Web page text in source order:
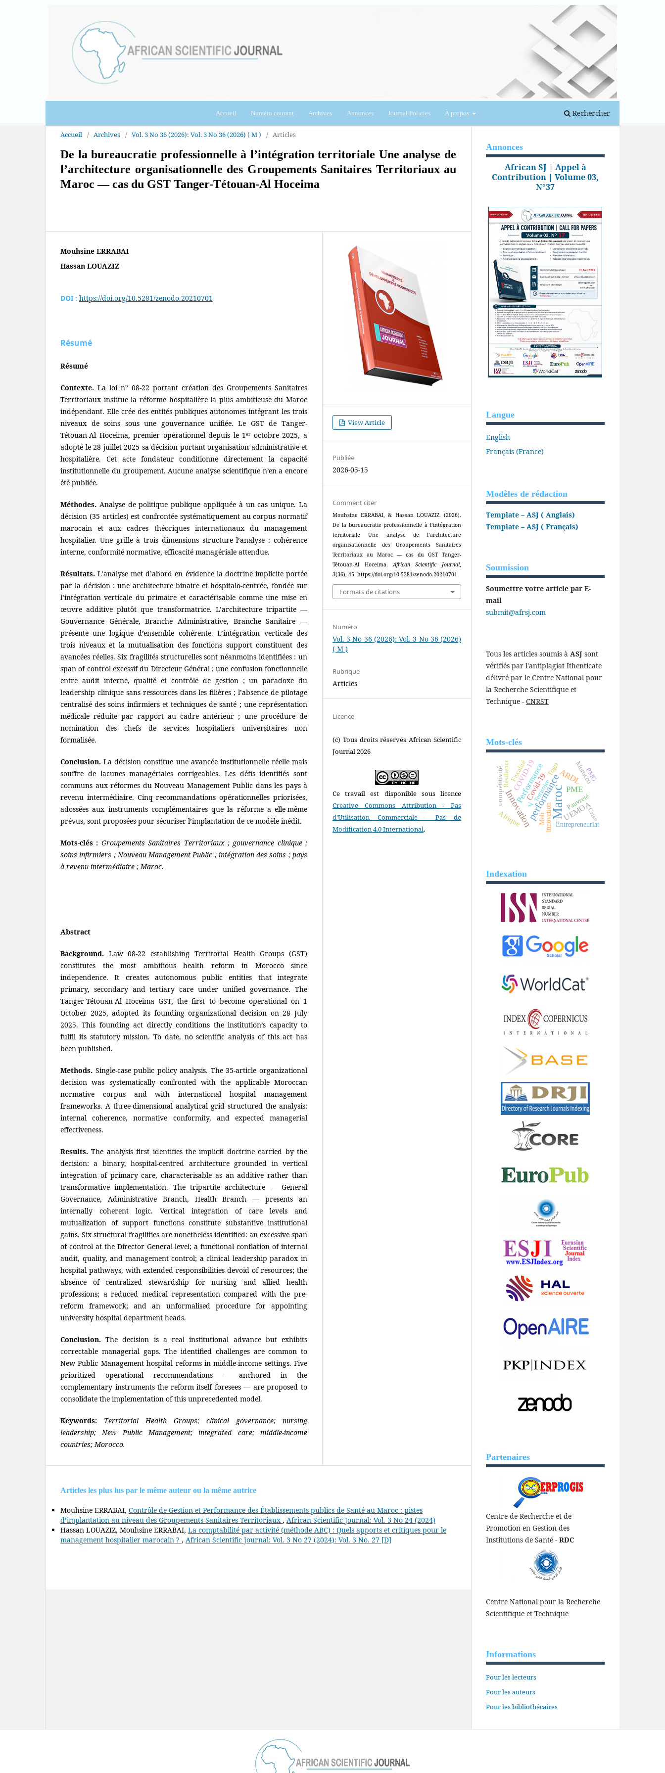
Accueil Numéro courant Archives Annonces Journal Policies À propos Rechercher
Se connecter
Accueil / Archives / Vol. 3 No 36 (2026): Vol. 3 No 36 (2026) ( M ) / Articles
De la bureaucratie professionnelle à l’intégration territoriale Une analyse de
l’architecture organisationnelle des Groupements Sanitaires Territoriaux au
Maroc — cas du GST Tanger-Tétouan-Al Hoceima
Mouhsine ERRABAI
Hassan LOUAZIZ
DOI : https://doi.org/10.5281/zenodo.20210701
Résumé
Résumé
Contexte. La loi n° 08-22 portant création des Groupements Sanitaires
Territoriaux institue la réforme hospitalière la plus ambitieuse du Maroc
indépendant. Elle crée des entités publiques autonomes intégrant les trois
niveaux de soins sous une gouvernance unifiée. Le GST de Tanger-
Tétouan-Al Hoceima, premier opérationnel depuis le 1ᵉʳ octobre 2025, a
adopté le 28 juillet 2025 sa décision portant organisation administrative et
hospitalière. Cet acte fondateur conditionne directement la capacité
institutionnelle du groupement. Aucune analyse scientifique n’en a encore
été publiée.
Méthodes. Analyse de politique publique appliquée à un cas unique. La
décision (35 articles) est confrontée systématiquement au corpus normatif
marocain et aux cadres théoriques internationaux du management
hospitalier. Une grille à trois dimensions structure l’analyse : cohérence
interne, conformité normative, efficacité managériale attendue.
Résultats.L’analyse met d’abord en évidence la doctrine implicite portée
par la décision : une architecture binaire et hospitalo-centrée, fondée sur
l’intégration verticale du primaire et caractérisable comme une mise en
œuvre additive plutôt que transformatrice. L’architecture tripartite —
Gouvernance Générale, Branche Administrative, Branche Sanitaire —
présente une logique d’ensemble cohérente. L’intégration verticale des
trois niveaux et la mutualisation des fonctions support constituent des
avancées réelles. Six fragilités structurelles sont néanmoins identifiées : un
span of control excessif du Directeur Général ; une confusion fonctionnelle
entre audit interne, qualité et contrôle de gestion ; un paradoxe du
leadership clinique sans ressources dans les filières ; l’absence de pilotage
centralisé des soins infirmiers et techniques de santé ; une représentation
médicale réduite par rapport au cadre antérieur ; une procédure de
nomination des chefs de services hospitaliers universitaires non
formalisée.
Conclusion.La décision constitue une avancée institutionnelle réelle mais
souffre de lacunes managériales corrigeables. Les défis identifiés sont
communs aux réformes du Nouveau Management Public dans les pays à
revenu intermédiaire. Cinq recommandations opérationnelles priorisées,
adossées aux instruments complémentaires que la réforme a elle-même
prévus, sont proposées pour sécuriser l’implantation de ce modèle inédit.
Mots-clés : Groupements Sanitaires Territoriaux ; gouvernance clinique ;
soins infirmiers ; Nouveau Management Public ; intégration des soins ; pays
à revenu intermédiaire ; Maroc.
Abstract
Background. Law 08-22 establishing Territorial Health Groups (GST)
constitutes the most ambitious health reform in Morocco since
independence. It creates autonomous public entities that integrate
primary, secondary and tertiary care under unified governance. The
Tanger-Tétouan-Al Hoceima GST, the first to become operational on 1
October 2025, adopted its founding organizational decision on 28 July
2025. This founding act directly conditions the institution’s capacity to
fulfil its statutory mission. To date, no scientific analysis of this act has
been published.
Methods. Single-case public policy analysis. The 35-article organizational
decision was systematically confronted with the applicable Moroccan
normative corpus and with international hospital management
frameworks. A three-dimensional analytical grid structured the analysis:
internal coherence, normative conformity, and expected managerial
effectiveness.
Results.The analysis first identifies the implicit doctrine carried by the
decision: a binary, hospital-centred architecture grounded in vertical
integration of primary care, characterisable as an additive rather than
transformative implementation. The tripartite architecture — General
Governance, Administrative Branch, Health Branch — presents an
internally coherent logic. Vertical integration of care levels and
mutualization of support functions constitute substantive institutional
gains. Six structural fragilities are nonetheless identified: an excessive span
of control at the Director General level; a functional conflation of internal
audit, quality, and management control; a clinical leadership paradox in
hospital pathways, with extended responsibilities devoid of resources; the
absence of centralized stewardship for nursing and allied health
professions; a reduced medical representation compared with the pre-
reform framework; and an unformalised procedure for appointing
university hospital department heads.
Conclusion.The decision is a real institutional advance but exhibits
correctable managerial gaps. The identified challenges are common to
New Public Management hospital reforms in middle-income settings. Five
prioritized operational recommendations — anchored in the
complementary instruments the reform itself foresees — are proposed to
consolidate the implementation of this unprecedented model.
Keywords: Territorial Health Groups; clinical governance; nursing
leadership; New Public Management; integrated care; middle-income
countries; Morocco.
View Article
Publiée
2026-05-15
Comment citer
Mouhsine ERRABAI, & Hassan LOUAZIZ. (2026).
De la bureaucratie professionnelle à l’intégration
territoriale Une analyse de l’architecture
organisationnelle des Groupements Sanitaires
Territoriaux au Maroc — cas du GST Tanger-
Tétouan-Al Hoceima.African Scientific Journal,
3(36), 45. https://doi.org/10.5281/zenodo.20210701
Formats de citations
Numéro
Vol. 3 No 36 (2026): Vol. 3 No 36 (2026)
( M )
Rubrique
Articles
Licence
(c) Tous droits réservés African Scientific
Journal 2026
Ce travail est disponible sous licence
Creative Commons Attribution - Pas
d'Utilisation Commerciale - Pas de
Modification 4.0 International.
Articles les plus lus par le même auteur ou la même autrice
Mouhsine ERRABAI, Contrôle de Gestion et Performance des Établissements publics de Santé au Maroc : pistes
d’implantation au niveau des Groupements Sanitaires Territoriaux , African Scientific Journal: Vol. 3 No 24 (2024)
Hassan LOUAZIZ, Mouhsine ERRABAI, La comptabilité par activité (méthode ABC) : Quels apports et critiques pour le
management hospitalier marocain ? , African Scientific Journal: Vol. 3 No 27 (2024): Vol. 3 No. 27 [D]
Annonces
African SJ | Appel à
Contribution | Volume 03,
N°37
Langue
English
Français (France)
Modèles de rédaction
Template – ASJ ( Anglais)
Template – ASJ ( Français)
Soumission
Soumettre votre article par E-
mail
submit@afrsj.com
Tous les articles soumis à ASJ sont
vérifiés par l'antiplagiat Ithenticate
délivré par le Centre National pour
la Recherche Scientifique et
Technique - CNRST
Mots-clés
Maroc
performance
Innovation
Performance ARDL
PME
Covid-19
UEMOA
Afrique
compétitivité COVID-19 Morocco
innovation
Togo
Pauvreté
Fiscalité
Entrepreneuriat
V
Mali
PMG
Territoire
Crise
Résilience
Indexation
Partenaires
Centre de Recherche et de
Promotion en Gestion des
Institutions de Santé - RDC
Centre National pour la Recherche
Scientifique et Technique
Informations
Pour les lecteurs
Pour les auteurs
Pour les bibliothécaires